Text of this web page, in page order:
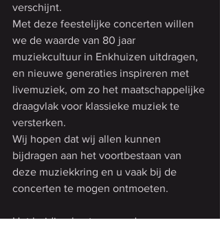
verschijnt.
Met deze feestelijke concerten willen
we de waarde van 80 jaar
muziekcultuur in Enkhuizen uitdragen,
en nieuwe generaties inspireren met
livemuziek, om zo het maatschappelijke
draagvlak voor klassieke muziek te
versterken.
Wij hopen dat wij allen kunnen
bijdragen aan het voortbestaan van
deze muziekkring en u vaak bij de
concerten te mogen ontmoeten.
Het huidige bestuur van de